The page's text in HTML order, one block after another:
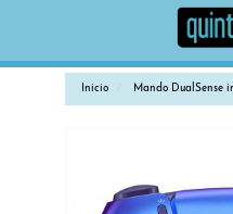
Inicio Mando DualSense